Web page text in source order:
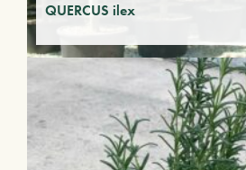
QUERCUS ilex